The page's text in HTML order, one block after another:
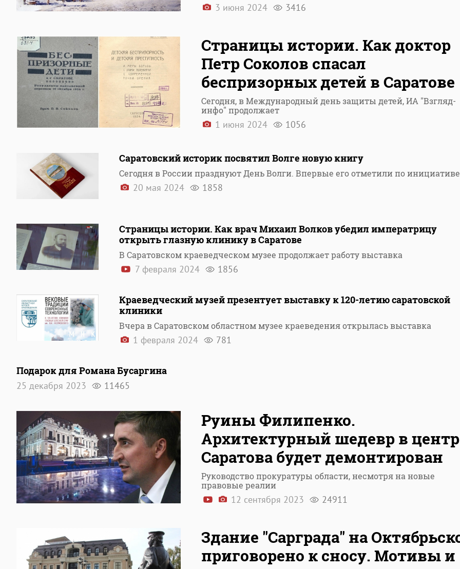
3 июня 2024 3416
Страницы истории. Как доктор
Петр Соколов спасал
беспризорных детей в Саратове
Сегодня, в Международный день защиты детей, ИА "Взгляд-
инфо" продолжает
1 июня 2024 1056
Саратовский историк посвятил Волге новую книгу
Сегодня в России празднуют День Волги. Впервые его отметили по инициативе
20 мая 2024 1858
Страницы истории. Как врач Михаил Волков убедил императрицу
открыть глазную клинику в Саратове
В Саратовском краеведческом музее продолжает работу выставка
7 февраля 2024 1856
Краеведческий музей презентует выставку к 120-летию саратовской
клиники
Вчера в Саратовском областном музее краеведения открылась выставка
1 февраля 2024 781
Подарок для Романа Бусаргина
25 декабря 2023 11465
Руины Филипенко.
Архитектурный шедевр в
Саратова будет демонтирован
Руководство прокуратуры области, несмотря на новые
правовые реалии
12 сентября 2023 24911
Здание "Сарграда" на
приговорено к сносу. Мотивы и